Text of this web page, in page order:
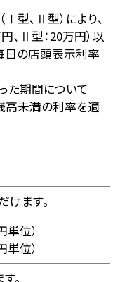
型、Ⅱ型）により、
、Ⅱ型：20万円）以
日の店頭表示利率
た期間について
高未満の利率を適
ます。
位）
位）
。